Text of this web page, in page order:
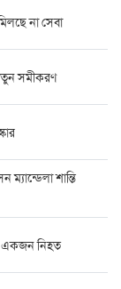
না সেবা
সমীকরণ
শান্তি
একজন নিহত